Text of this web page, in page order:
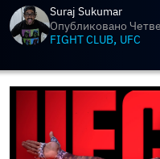
Suraj Sukumar
Опубликовано
FIGHT CLUB, UFC